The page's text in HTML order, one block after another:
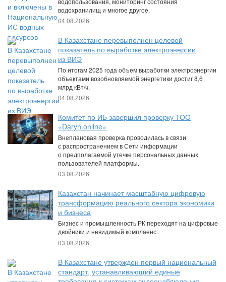
водохранилищ и многое другое.
04.08.2026
В Казахстане перевыполнен целевой
показатель по выработке электроэнергии
из ВИЭ
По итогам 2025 года объем выработки электроэнергии
объектами возобновляемой энергетики достиг 8,6
млрд кВт/ч.
04.08.2026
Комитет по ИБ завершил проверку ТОО
«Daryn.online»
Внеплановая проверка проводилась в связи
с распространением в Сети информации
о предполагаемой утечке персональных данных
пользователей платформы.
03.08.2026
Казахстан начинает масштабную цифровую
трансформацию реального сектора экономики
и бизнеса
Бизнес и промышленность РК переходят на цифровые
двойники и невидимый комплаенс.
03.08.2026
В Казахстане утвержден первый национальный
стандарт, устанавливающий единые